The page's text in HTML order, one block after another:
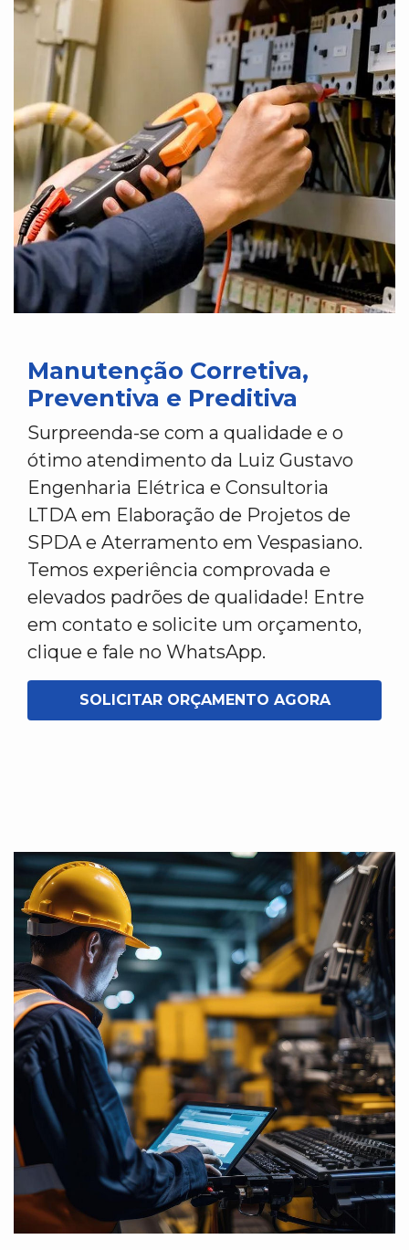
Manutenção Corretiva,
Preventiva e Preditiva
Surpreenda-se com a qualidade e o
ótimo atendimento da Luiz Gustavo
Engenharia Elétrica e Consultoria
LTDA em Elaboração de Projetos de
SPDA e Aterramento em Vespasiano.
Temos experiência comprovada e
elevados padrões de qualidade! Entre
em contato e solicite um orçamento,
clique e fale no WhatsApp.
SOLICITAR ORÇAMENTO AGORA